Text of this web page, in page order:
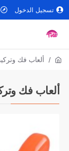
تسجيل الدخول
ألعاب فك
ألعاب فك